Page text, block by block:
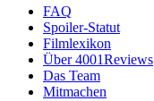
FAQ
Spoiler-Statut
Filmlexikon
Über 4001Reviews
Das Team
Mitmachen